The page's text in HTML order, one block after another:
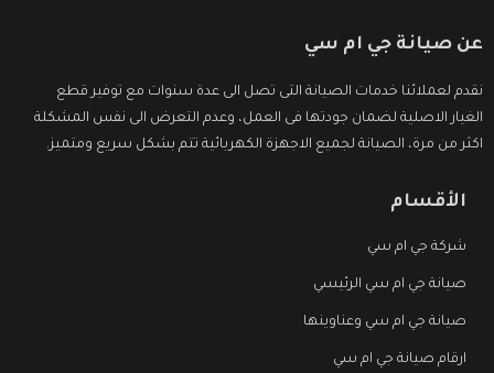
عن صيانة جي ام سي
نقدم لعملائنا خدمات الصيانة التى تصل الى عدة سنوات مع توفير قطع
الغيار الاصلية لضمان جودتها فى العمل، وعدم التعرض الى نفس المشكلة
اكثر من مرة، الصيانة لجميع الاجهزة الكهربائية تتم بشكل سريع ومتميز.
الأقسام
شركة جي ام سي
صيانة جي ام سي الرئيسي
صيانة جي ام سي وعناوينها
ارقام صيانة جي ام سي